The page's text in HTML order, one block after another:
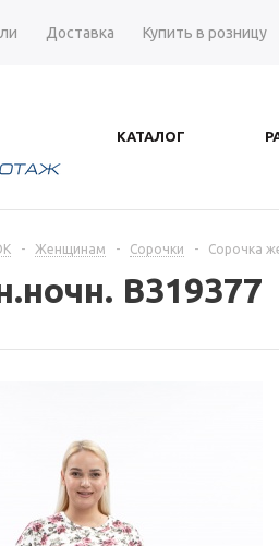
Доставка Купить в розницу
КАТАЛОГ
- Женщинам - Сорочки - Сорочка
В319377